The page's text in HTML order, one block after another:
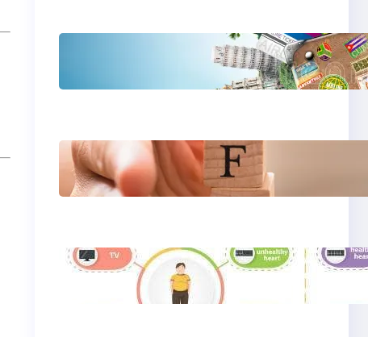
Tren Traveling 2025:
Liburan Cerdas,
Ramah Lingkungan,
Gaya Hidup
Seimbang 2025:
Kesehatan Mental,
Gaya Hidup Sehat
2025: Antara Tren,
Teknologi, dan